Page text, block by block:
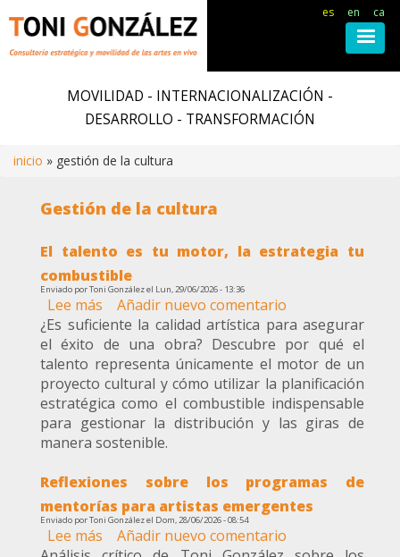
MOVILIDAD - INTERNACIONALIZACIÓN -
DESARROLLO - TRANSFORMACIÓN
de
navegación
inicio gestión de la cultura
es en ca
Gestión de la cultura
El talento es tu motor, la estrategia tu
combustible
Enviado porToni Gonzálezel Lun, 29/06/2026 - 13:36
Lee más sobre
El
talento
es
tu
motor,
la
estrategia
combustible
Añadir nuevo comentario
¿Es suficiente la calidad artística para asegurar
el éxito de una obra? Descubre por qué el
talento representa únicamente el motor de un
proyecto cultural y cómo utilizar la planificación
estratégica como el combustible indispensable
para gestionar la distribución y las giras de
manera sostenible.
Reflexiones sobre los programas de
mentorías para artistas emergentes
Enviado porToni Gonzálezel Dom, 28/06/2026 - 08:54
Lee más sobre
Añadir nuevo comentario